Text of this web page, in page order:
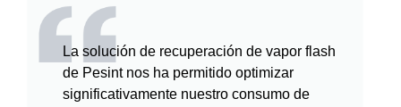
La solución de recuperación de vapor flash
de Pesint nos ha permitido optimizar
significativamente nuestro consumo de